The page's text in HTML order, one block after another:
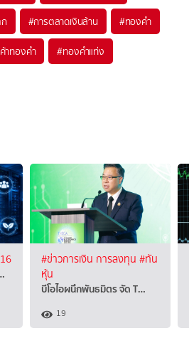
#การตลาดเงินล้าน #ทองคำ
าทองคำ #ทองคำแท่ง
#ข่าวการเงิน การลงทุน #ทัน
หุ้น
บีโอไอผนึกพันธมิตร จัด T…
19